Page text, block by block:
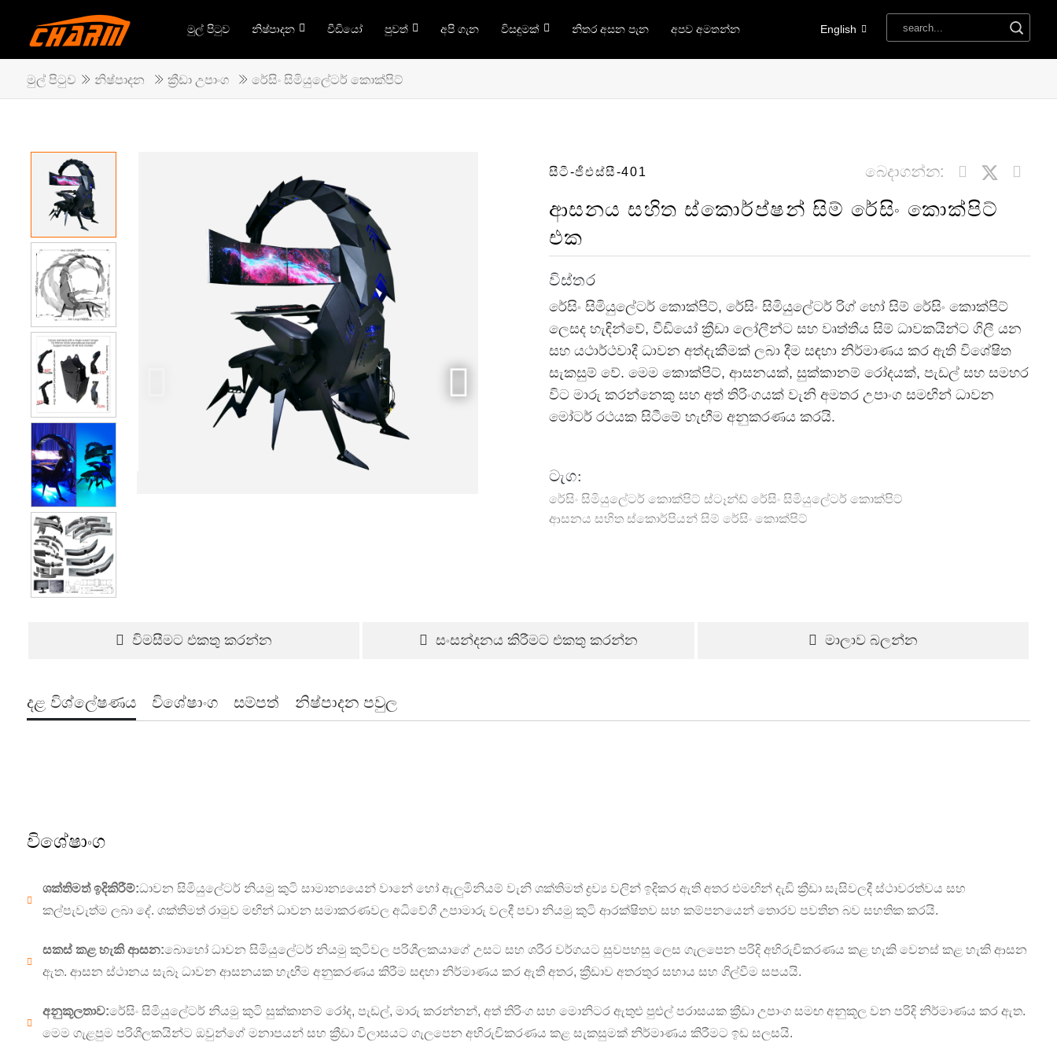
මුල් පිටුව නිෂ්පාදන වීඩියෝ පුවත් අපි ගැන විසඳුමක් නිතර අසන පැන අපව අමතන්න English
මුල් පිටුව නිෂ්පාදන ක්‍රීඩා උපාංග රේසිං සිමියුලේටර් කොක්පිට්
සීටී-ජීඑස්සී-401 බෙදාගන්න:
ආසනය සහිත ස්කොර්ප්ෂන් සිම් රේසිං කොක්පිට්
එක
විස්තර
රේසිං සිමියුලේටර් කොක්පිට්, රේසිං සිමියුලේටර් රිග් හෝ සිම් රේසිං කොක්පිට්
ලෙසද හැඳින්වේ, වීඩියෝ ක්‍රීඩා ලෝලීන්ට සහ වෘත්තීය සිම් ධාවකයින්ට ගිලී යන
සහ යථාර්ථවාදී ධාවන අත්දැකීමක් ලබා දීම සඳහා නිර්මාණය කර ඇති විශේෂිත
සැකසුම් වේ. මෙම කොක්පිට්, ආසනයක්, සුක්කානම් රෝදයක්, පැඩල් සහ සමහර
විට මාරු කරන්නෙකු සහ අත් තිරිංගයක් වැනි අමතර උපාංග සමඟින් ධාවන
මෝටර් රථයක සිටීමේ හැඟීම අනුකරණය කරයි.
ටැග:
රේසිං සිමියුලේටර් කොක්පිට් ස්ටෑන්ඩ් රේසිං සිමියුලේටර් කොක්පිට්
ආසනය සහිත ස්කොර්පියන් සිම් රේසිං කොක්පිට්
විමසීමට එකතු කරන්න සංසන්දනය කිරීමට එකතු කරන්න මාලාව බලන්න
දළ විශ්ලේෂණය විශේෂාංග සම්පත් නිෂ්පාදන පවුල
විශේෂාංග
ශක්තිමත් ඉදිකිරීම්:ධාවන සිමියුලේටර් නියමු කුටි සාමාන්‍යයෙන් වානේ හෝ ඇලුමිනියම් වැනි ශක්තිමත් ද්‍රව්‍ය වලින් ඉදිකර ඇති අතර එමඟින් දැඩි ක්‍රීඩා සැසිවලදී ස්ථාවරත්වය සහ
කල්පැවැත්ම ලබා දේ. ශක්තිමත් රාමුව මඟින් ධාවන සමාකරණවල අධිවේගී උපාමාරු වලදී පවා නියමු කුටි ආරක්ෂිතව සහ කම්පනයෙන් තොරව පවතින බව සහතික කරයි.
සකස් කළ හැකි ආසන:බොහෝ ධාවන සිමියුලේටර් නියමු කුටිවල පරිශීලකයාගේ උසට සහ ශරීර වර්ගයට සුවපහසු ලෙස ගැලපෙන පරිදි අභිරුචිකරණය කළ හැකි වෙනස් කළ හැකි ආසන
ඇත. ආසන ස්ථානය සැබෑ ධාවන ආසනයක හැඟීම අනුකරණය කිරීම සඳහා නිර්මාණය කර ඇති අතර, ක්‍රීඩාව අතරතුර සහාය සහ ගිල්වීම සපයයි.
අනුකූලතාව:රේසිං සිමියුලේටර් නියමු කුටි සුක්කානම් රෝද, පැඩල්, මාරු කරන්නන්, අත් තිරිංග සහ මොනිටර ඇතුළු පුළුල් පරාසයක ක්‍රීඩා උපාංග සමඟ අනුකූල වන පරිදි නිර්මාණය කර ඇත.
මෙම ගැළපුම පරිශීලකයින්ට ඔවුන්ගේ මනාපයන් සහ ක්‍රීඩා විලාසයට ගැලපෙන අභිරුචිකරණය කළ සැකසුමක් නිර්මාණය කිරීමට ඉඩ සලසයි.
×
ඉල්ලීමක් ඉදිරිපත් කරන්න